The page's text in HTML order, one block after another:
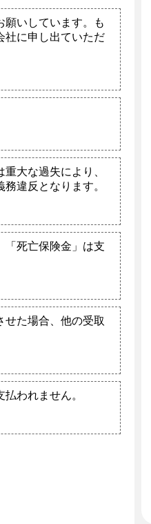
願いしています。も
社に申し出ていただ
大な過失により、
違反となります。
「死亡保険金」は支
せた場合、他の受取
われません。